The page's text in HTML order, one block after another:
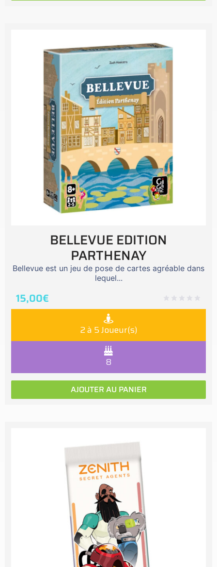
BELLEVUE EDITION
PARTHENAY
Bellevue est un jeu de pose de cartes agréable dans
lequel...
15,00€
2 à 5 Joueur(s)
8
AJOUTER AU PANIER